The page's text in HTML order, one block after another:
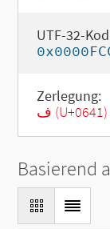
UTF-32-
Zerlegung:
ف (U+0641)
Basierend